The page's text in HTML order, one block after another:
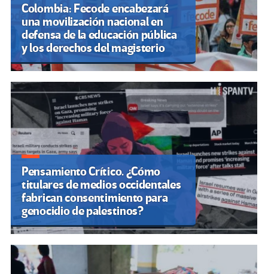
Colombia: Fecode encabezará
una movilización nacional en
defensa de la educación pública
y los derechos del magisterio
Pensamiento Crítico. ¿Cómo
titulares de medios occidentales
fabrican consentimiento para
genocidio de palestinos?